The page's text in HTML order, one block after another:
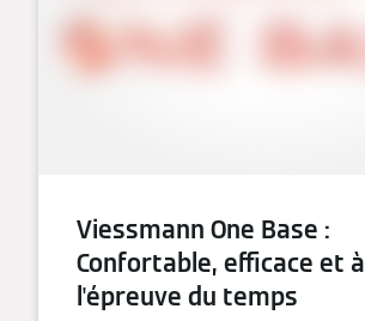
Viessmann One Base :
Confortable, efficace et à
l'épreuve du temps